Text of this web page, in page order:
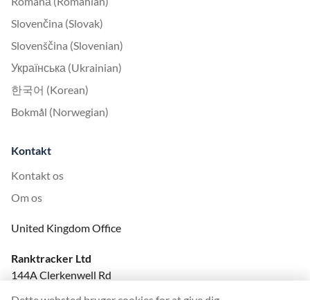
Slovenčina (Slovak)
Slovenščina (Slovenian)
Українська (Ukrainian)
한국어 (Korean)
Bokmål (Norwegian)
Kontakt
Kontakt os
Om os
United Kingdom Office
Ranktracker Ltd
144A Clerkenwell Rd